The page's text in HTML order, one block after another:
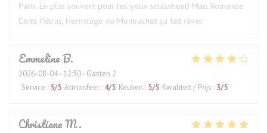
Paris. Le plus souvent pour les yeux seulement! Mais Romanée
Conti, Pétrus, Hermitage ou Montrachet ça fait rêver
EmmelineB
2026-08-04- 12:30 - Gasten 2
Service : 5/5 Atmosfeer : 4/5 Keuken : 5/5 Kwaliteit / Prijs : 3/5
ChristianeM